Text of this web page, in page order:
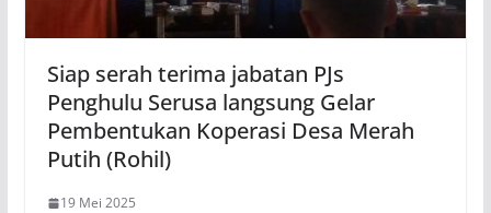
Siap serah terima jabatan PJs
Penghulu Serusa langsung Gelar
Pembentukan Koperasi Desa Merah
Putih (Rohil)
19 Mei 2025